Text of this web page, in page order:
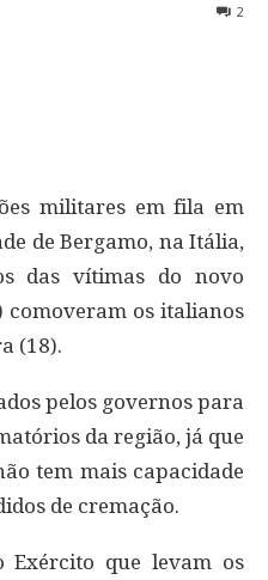
2
militares em fila em
de Bergamo, na Itália,
das vítimas do novo
comoveram os italianos
(18).
pelos governos para
da região, já que
tem mais capacidade
de cremação.
Exército que levam os